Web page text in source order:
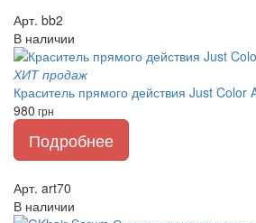
Арт. bb2
В наличии
ХИТ продаж
Краситель прямого действия Just Color
980 грн
Подробнее
Арт. art70
В наличии